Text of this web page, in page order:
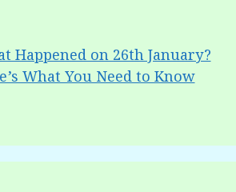
Happened on 26th January?
What You Need to Know